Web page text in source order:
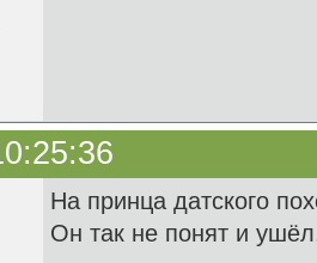
На принца датского
Он так не понят и